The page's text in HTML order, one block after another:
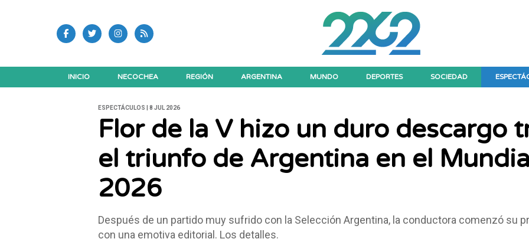
INICIO NECOCHEA REGIÓN ARGENTINA MUNDO DEPORTES SOCIEDAD
ESPECTÁCULOS | 8 JUL 2026
Flor de la V hizo un duro descargo
el triunfo de Argentina en el
2026
Después de un partido muy sufrido con la Selección Argentina, la conductora comenzó su
con una emotiva editorial. Los detalles.